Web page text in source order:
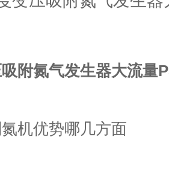
附氮气发生器大流量
机优势哪几方面